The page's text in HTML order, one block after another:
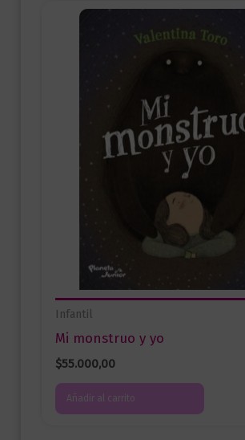
Infantil
Mi monstruo y yo
$55.000,00
Añadir al carrito